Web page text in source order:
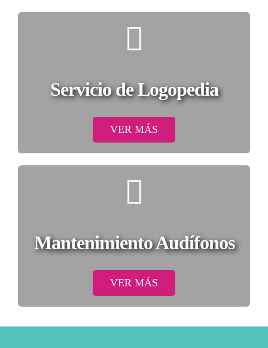
Servicio de Logopedia
VER MÁS
Mantenimiento Audífonos
VER MÁS